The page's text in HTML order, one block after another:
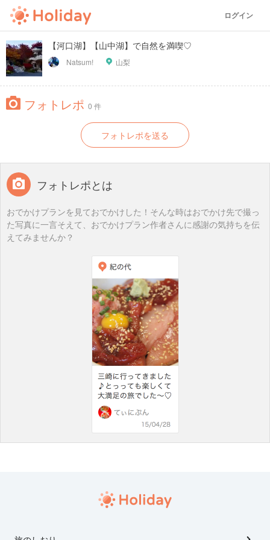
ログイン
【河口湖】【山中湖】で自然を満喫♡
Natsum! 山梨
フォトレポ 0 件
フォトレポを送る
フォトレポとは
おでかけプランを見ておでかけした！そんな時はおでかけ先で撮っ
た写真に一言そえて、おでかけプラン作者さんに感謝の気持ちを伝
えてみませんか？